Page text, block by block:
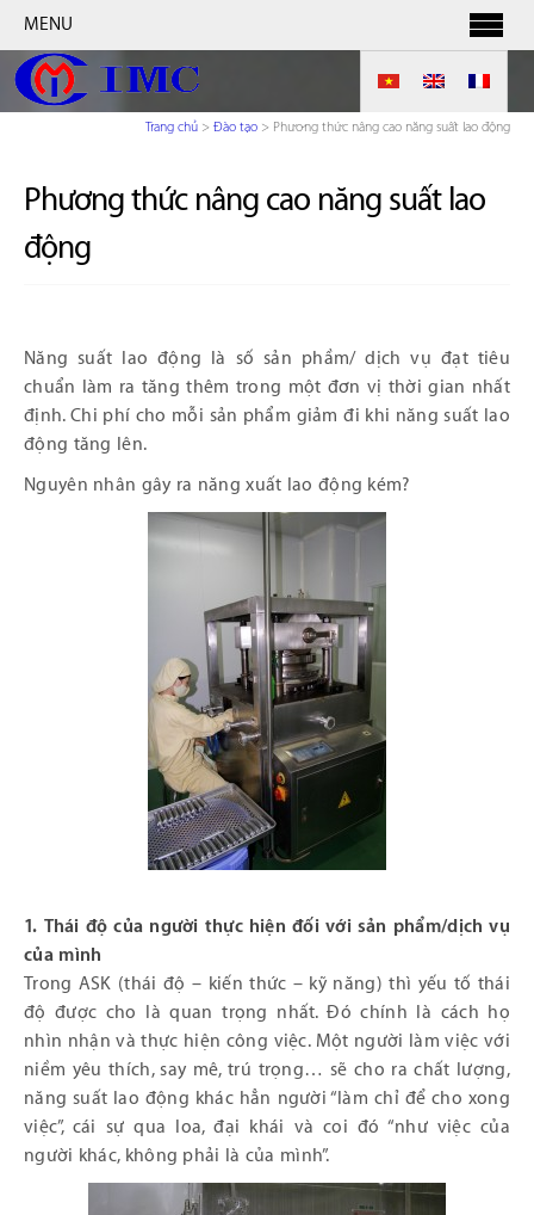
MENU
Trang chủ > Đào tạo > Phương thức nâng cao năng suất lao động
Phương thức nâng cao năng suất lao
động
Năng suất lao động là số sản phầm/ dịch vụ đạt tiêu
chuẩn làm ra tăng thêm trong một đơn vị thời gian nhất
định. Chi phí cho mỗi sản phẩm giảm đi khi năng suất lao
động tăng lên.
Nguyên nhân gây ra năng xuất lao động kém?
1. Thái độ của người thực hiện đối với sản phẩm/dịch vụ
của mình
Trong ASK (thái độ – kiến thức – kỹ năng) thì yếu tố thái
độ được cho là quan trọng nhất. Đó chính là cách họ
nhìn nhận và thực hiện công việc. Một người làm việc với
niềm yêu thích, say mê, trú trọng… sẽ cho ra chất lượng,
năng suất lao động khác hẳn người “làm chỉ để cho xong
việc”, cái sự qua loa, đại khái và coi đó “như việc của
người khác, không phải là của mình”.